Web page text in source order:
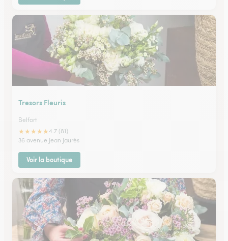
Tresors Fleuris
Belfort
★★★★★4.7 (81)
36 avenue Jean Jaurès
Voir la boutique